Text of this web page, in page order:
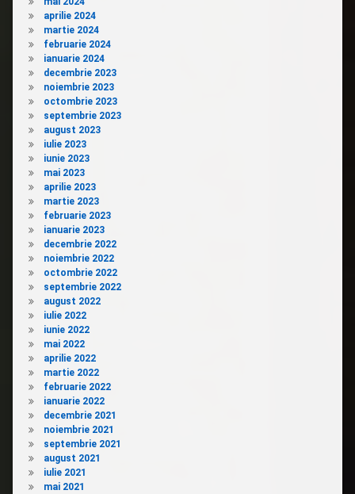
aprilie 2024
martie 2024
februarie 2024
ianuarie 2024
decembrie 2023
noiembrie 2023
octombrie 2023
septembrie 2023
august 2023
iulie 2023
iunie 2023
mai 2023
aprilie 2023
martie 2023
februarie 2023
ianuarie 2023
decembrie 2022
noiembrie 2022
octombrie 2022
septembrie 2022
august 2022
iulie 2022
iunie 2022
mai 2022
aprilie 2022
martie 2022
februarie 2022
ianuarie 2022
decembrie 2021
noiembrie 2021
septembrie 2021
august 2021
iulie 2021
mai 2021